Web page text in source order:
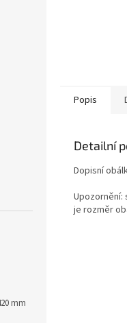
mm
Popis
Detailní
Dopisní
Upozornění:
je rozměr